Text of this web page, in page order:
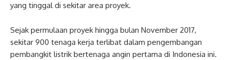
yang tinggal di sekitar area proyek.
Sejak permulaan proyek hingga bulan November 2017,
sekitar 900 tenaga kerja terlibat dalam pengembangan
pembangkit listrik bertenaga angin pertama di Indonesia ini.